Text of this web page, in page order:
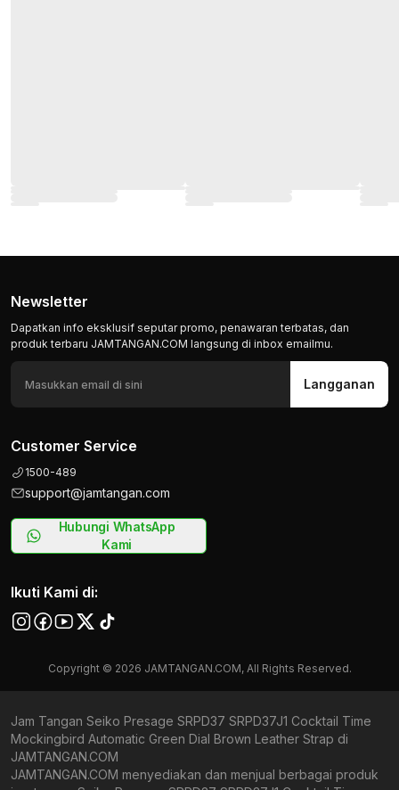
Newsletter
Dapatkan info eksklusif seputar promo, penawaran terbatas, dan
produk terbaru JAMTANGAN.COM langsung di inbox emailmu.
Langganan
Customer Service
1500-489
support@jamtangan.com
Hubungi WhatsApp
Kami
Ikuti Kami di:
Copyright © 2026 JAMTANGAN.COM, All Rights Reserved.
Jam Tangan Seiko Presage SRPD37 SRPD37J1 Cocktail Time
Mockingbird Automatic Green Dial Brown Leather Strap di
JAMTANGAN.COM
JAMTANGAN.COM menyediakan dan menjual berbagai produk